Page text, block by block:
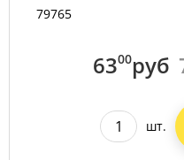
79765
6300руб
шт.